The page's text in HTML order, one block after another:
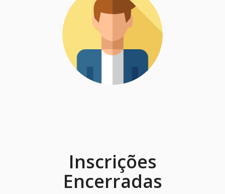
Inscrições
Encerradas